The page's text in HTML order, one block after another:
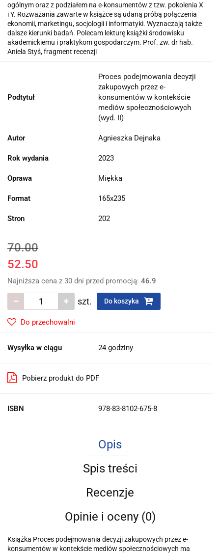
ogólnym oraz z podziałem na e-konsumentów z tzw. pokolenia X
i Y. Rozważania zawarte w książce są udaną próbą połączenia
ekonomii, marketingu, socjologii i informatyki. Wyznaczają także
dalsze kierunki badań. Polecam lekturę książki środowisku
akademickiemu i praktykom gospodarczym. Prof. zw. dr hab.
Aniela Styś, fragment recenzji
Podtytuł
Proces podejmowania decyzji
zakupowych przez e-
konsumentów w kontekście
mediów społecznościowych
(wyd. II)
Autor Agnieszka Dejnaka
Rok wydania 2023
Oprawa Miękka
Format 165x235
Stron 202
70.00
52.50
Najniższa cena z 30 dni przed promocją: 46.9
szt. Do koszyka
Do przechowalni
Wysyłka w ciągu 24 godziny
Pobierz produkt do PDF
ISBN 978-83-8102-675-8
Opis
Spis treści
Recenzje
Opinie i oceny (0)
Książka Proces podejmowania decyzji zakupowych przez e-
konsumentów w kontekście mediów społecznościowych ma